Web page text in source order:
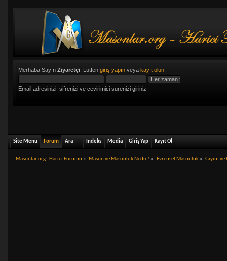
Merhaba Sayın Ziyaretçi. Lütfen giriş yapınveya kayıt olun.
Email adresinizi, sifrenizi ve cevirimici surenizi giriniz
Site Menu Forum Ara Indeks Media Giriş Yap Kayıt Ol
Masonlar.org - Harici Forumu » Mason ve Masonluk Nedir? » Evrensel Masonluk» Giyim ve